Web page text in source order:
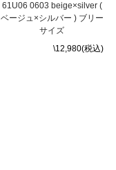
61U06 0603 beige×silver (
ベージュ×シルバー ) ブリー
サイズ
\12,980(税込)